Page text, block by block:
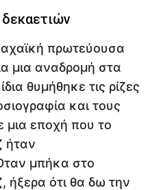
πρωτεύουσα
μια αναδρομή στα
θυμήθηκε τις ρίζες
και τους
εποχή που το
ήταν
μπήκα στο
ήξερα ότι θα δω την